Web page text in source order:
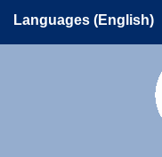
Languages (English)